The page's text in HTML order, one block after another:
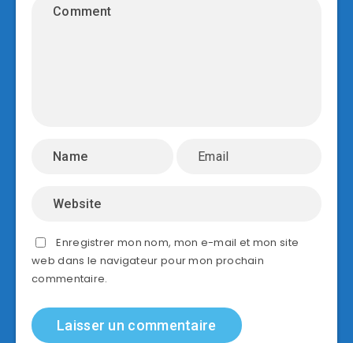
Enregistrer mon nom, mon e-mail et mon site
web dans le navigateur pour mon prochain
commentaire.